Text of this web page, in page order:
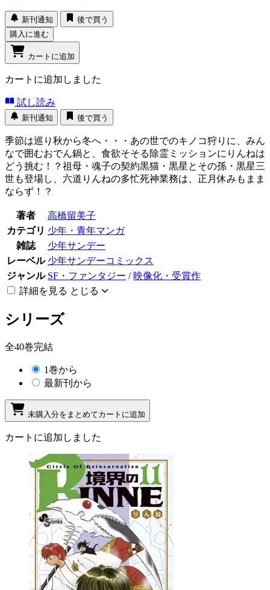
新刊通知
後で買う
購入に進む
カートに追加
カートに追加しました
試し読み
新刊通知 後で買う
季節は巡り秋から冬へ・・・あの世でのキノコ狩りに、みん
なで囲むおでん鍋と、食欲そそる除霊ミッションにりんねは
どう挑む！？祖母・魂子の契約黒猫・黒星とその孫・黒星三
世も登場し、六道りんねの多忙死神業務は、正月休みもまま
ならず！？
著者
高橋留美子
カテゴリ 少年・青年マンガ
雑誌
少年サンデー
レーベル 少年サンデーコミックス
ジャンル SF・ファンタジー / 映像化・受賞作
詳細を見る とじる
シリーズ
全40巻完結
1巻から
最新刊から
未購入分をまとめてカートに追加
カートに追加しました